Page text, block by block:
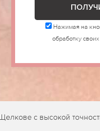
Нажимая на
обработку
с высокой